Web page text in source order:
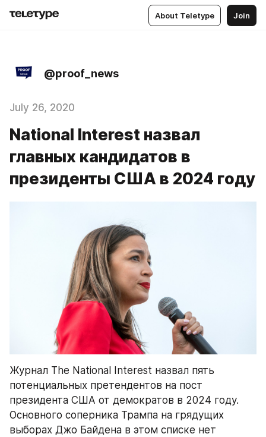
About Teletype Join
@proof_news
July 26, 2020
National Interest назвал
главных кандидатов в
президенты США в 2024 году
Журнал The National Interest назвал пять
потенциальных претендентов на пост
президента США от демократов в 2024 году.
Основного соперника Трампа на грядущих
выборах Джо Байдена в этом списке нет